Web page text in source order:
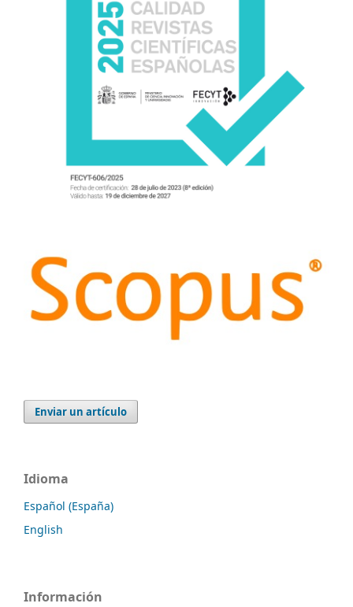
Enviar un artículo
Idioma
Español (España)
English
Información